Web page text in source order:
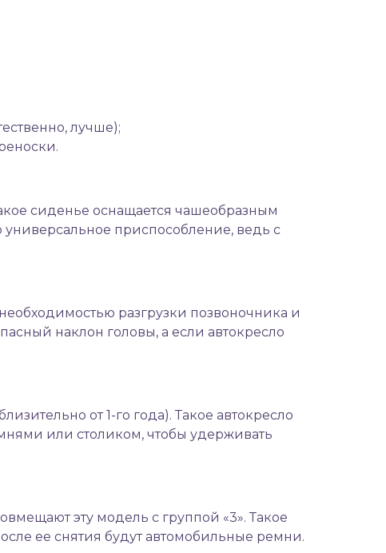
лучше);
сиденье оснащается чашеобразным
приспособление, ведь с
разгрузки позвоночника и
наклон головы, а если автокресло
от 1-го года). Такое автокресло
или столиком, чтобы удерживать
эту модель с группой «3». Такое
ее снятия будут автомобильные ремни.